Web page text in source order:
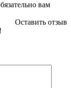
вам
Оставить отзыв